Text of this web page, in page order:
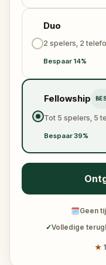
Duo
2 spelers, 2
Bespaar 14%
Fellowship
Tot 5 spelers, 5
Bespaar 39%
🗓Geen
✓Volledige
★